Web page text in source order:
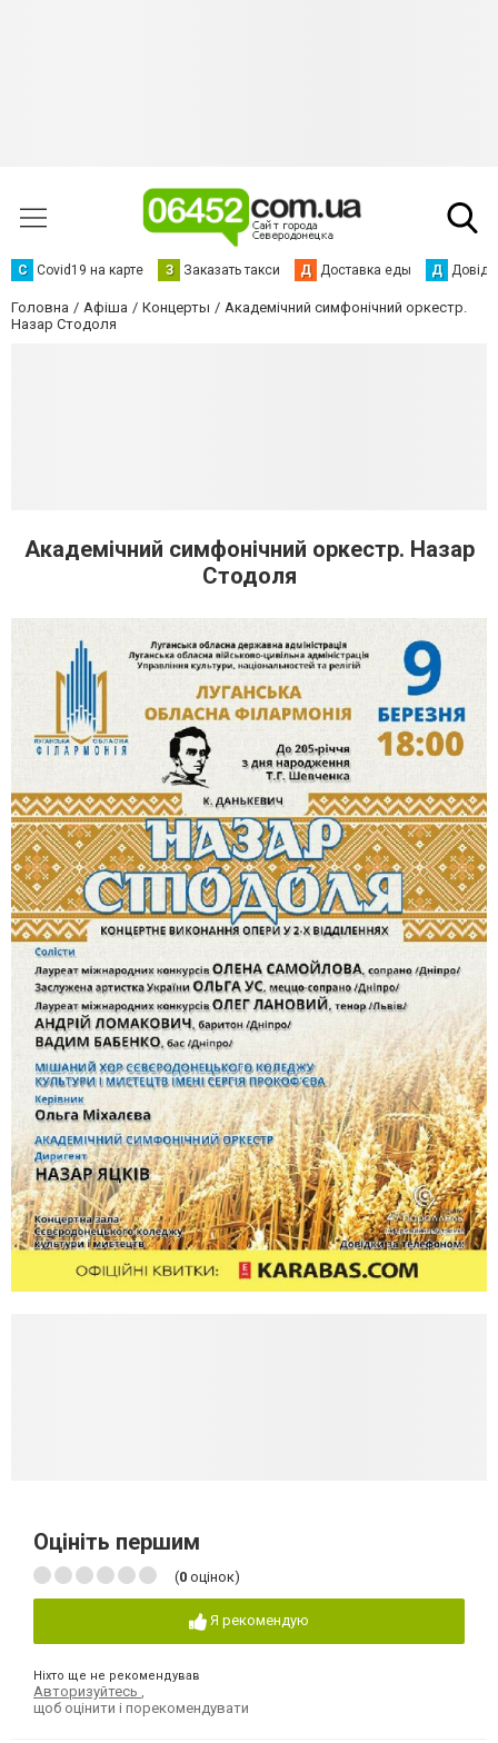
С Сovid19 на карте З Заказать такси Д Доставка еды Д
Головна Афіша Концерты
Академічний симфонічний оркестр.
Назар Стодоля
Академічний симфонічний оркестр. Назар
Стодоля
Оцініть першим
(0 оцінок)
Я рекомендую
Ніхто ще не рекомендував
Авторизуйтесь
щоб оцінити і порекомендувати